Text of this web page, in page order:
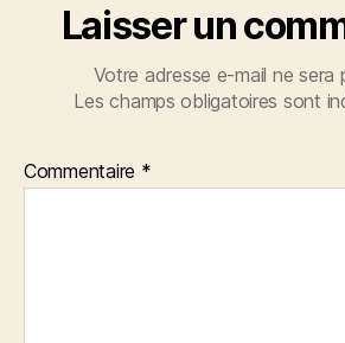
Laisser un
Votre adresse e-mail ne sera
Les champs obligatoires sont
Commentaire *